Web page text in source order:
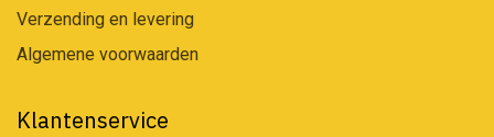
Verzending en levering
Algemene voorwaarden
Klantenservice